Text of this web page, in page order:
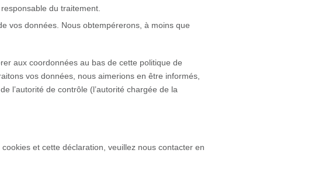
du traitement.
vos données. Nous obtempérerons, à moins que
aux coordonnées au bas de cette politique de
vos données, nous aimerions en être informés,
l’autorité de contrôle (l’autorité chargée de la
et cette déclaration, veuillez nous contacter en